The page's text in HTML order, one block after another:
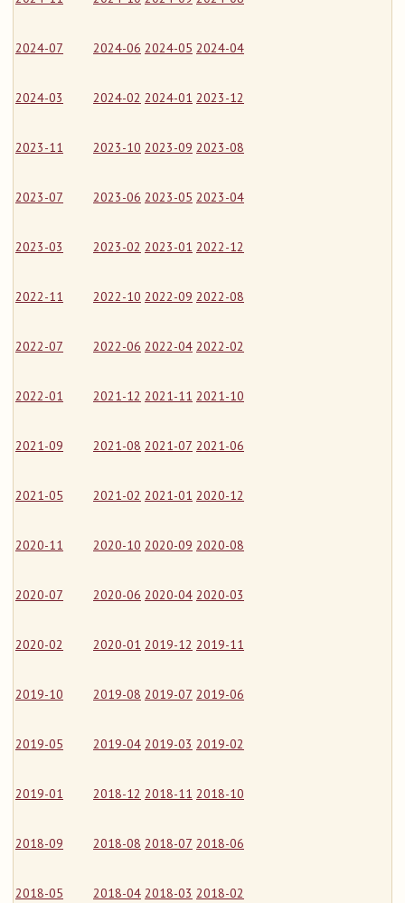
2024-07 2024-06 2024-05 2024-04
2024-03 2024-02 2024-01 2023-12
2023-11 2023-10 2023-09 2023-08
2023-07 2023-06 2023-05 2023-04
2023-03 2023-02 2023-01 2022-12
2022-11 2022-10 2022-09 2022-08
2022-07 2022-06 2022-04 2022-02
2022-01 2021-12 2021-11 2021-10
2021-09 2021-08 2021-07 2021-06
2021-05 2021-02 2021-01 2020-12
2020-11 2020-10 2020-09 2020-08
2020-07 2020-06 2020-04 2020-03
2020-02 2020-01 2019-12 2019-11
2019-10 2019-08 2019-07 2019-06
2019-05 2019-04 2019-03 2019-02
2019-01 2018-12 2018-11 2018-10
2018-09 2018-08 2018-07 2018-06
2018-05 2018-04 2018-03 2018-02